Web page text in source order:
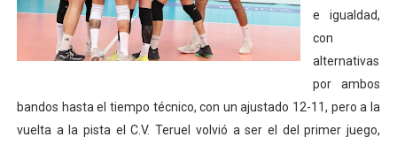
e igualdad,
con
alternativas
por ambos
bandos hasta el tiempo técnico, con un ajustado 12-11, pero a la
vuelta a la pista el C.V. Teruel volvió a ser el del primer juego,